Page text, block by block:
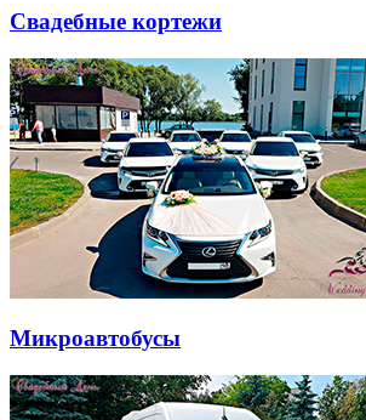
Свадебные кортежи
Микроавтобусы